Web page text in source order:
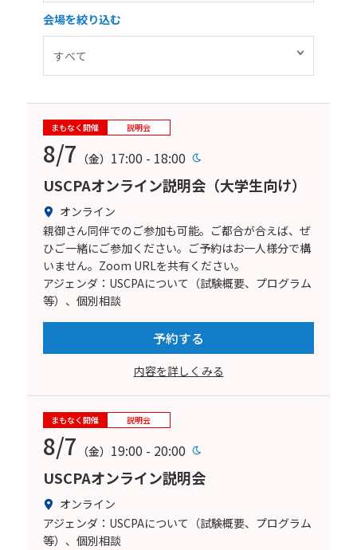
会場を絞り込む
まもなく開催 説明会
8/7 （金） 17:00 - 18:00
USCPAオンライン説明会（大学生向け）
オンライン
親御さん同伴でのご参加も可能。ご都合が合えば、ぜ
ひご一緒にご参加ください。ご予約はお一人様分で構
いません。Zoom URLを共有ください。
アジェンダ：USCPAについて（試験概要、プログラム
等）、個別相談
予約する
内容を詳しくみる
まもなく開催 説明会
8/7 （金） 19:00 - 20:00
USCPAオンライン説明会
オンライン
アジェンダ：USCPAについて（試験概要、プログラム
等）、個別相談